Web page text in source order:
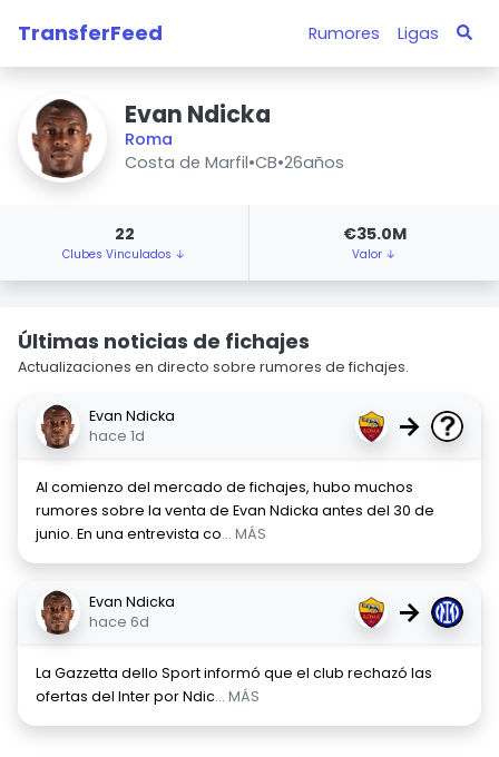
TransferFeed Rumores Ligas
Evan Ndicka
Roma
Costa de Marfil•CB•26años
22
Clubes Vinculados ↓
€35.0M
Valor ↓
Últimas noticias de fichajes
Actualizaciones en directo sobre rumores de fichajes.
Evan Ndicka
hace 1d
→
Al comienzo del mercado de fichajes, hubo muchos
rumores sobre la venta de Evan Ndicka antes del 30 de
junio. En una entrevista co... MÁS
Evan Ndicka
hace 6d
→
La Gazzetta dello Sport informó que el club rechazó las
ofertas del Inter por Ndic... MÁS